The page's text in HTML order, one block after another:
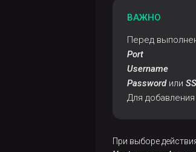
ВАЖНО
Перед
Port
Username
Passwordили
Для
При выборе